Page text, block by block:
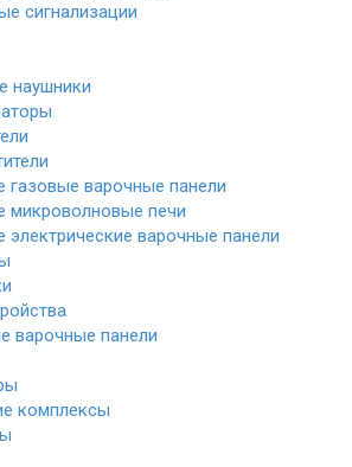
сигнализации
наушники
газовые варочные панели
микроволновые печи
электрические варочные панели
варочные панели
комплексы